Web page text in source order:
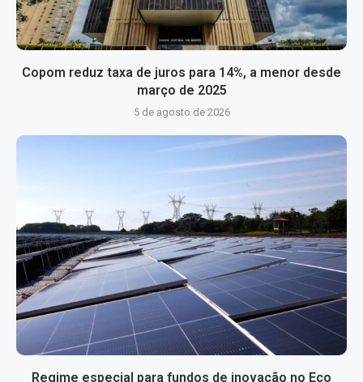
Copom reduz taxa de juros para 14%, a menor desde
março de 2025
5 de agosto de 2026
Regime especial para fundos de inovação no Eco